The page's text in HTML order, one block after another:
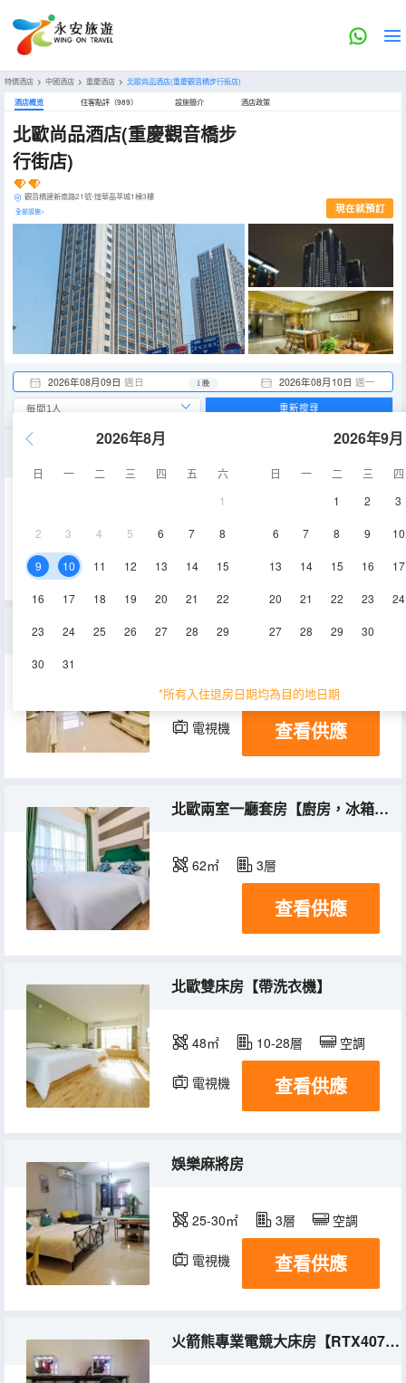
特價酒店 > 中國酒店 > 重慶酒店 > 北歐尚品酒店(重慶觀音橋步行街店)
酒店概览 住客點評（989） 設施簡介 酒店政策
北歐尚品酒店(重慶觀音橋步
行街店)
觀音橋建新南路21號-煌華晶萃城1棟3樓
全部設施> 現在就預訂
2026年08月09日 週日 2026年08月10日 週一
1 晚
2026年8月
日 一 二 三 四 五
六
1
2 3 4 5 6 7 8
9 10 11 12 13 14 15
16 17 18 19 20 21 22
23 24 25 26 27 28 29
30 31
2026年9月
日 一 二 三
四
1
2 3
6 7 8 9 10
13 14 15 16 17
20 21 22 23 24
27 28 29 30
*所有入住退房日期均為目的地日期
重新搜尋
空調
幸運房
30㎡ 1-3層 空調
電視機 查看供應
北歐兩室一廳套房【廚房，冰箱，洗衣機】
62㎡ 3層
查看供應
北歐雙床房【帶洗衣機】
48㎡ 10-28層 空調
電視機 查看供應
娛樂麻將房
25-30㎡ 3層 空調
電視機 查看供應
火箭熊專業電競大床房【RTX4070+高清240HZ+1+羅技】